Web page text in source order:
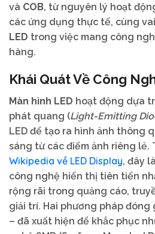
và COB, từ nguyên lý hoạt
các ứng dụng thực tế, cùng
LED trong việc mang công
hàng.
Khái Quát Về Công
Màn hình LED hoạt động dựa
phát quang (Light-Emitting
LED để tạo ra hình ảnh thông
sáng từ các điểm ảnh riêng lẻ.
Wikipedia về LED Display, đây
công nghệ hiển thị tiên tiến
rộng rãi trong quảng cáo,
giải trí. Hai phương pháp đóng
– đã xuất hiện để khắc phục